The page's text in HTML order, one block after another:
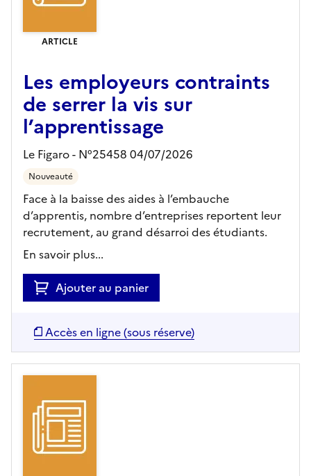
ARTICLE
Les employeurs contraints
de serrer la vis sur
l’apprentissage
Le Figaro - N°25458 04/07/2026
Nouveauté
Face à la baisse des aides à l’embauche
d’apprentis, nombre d’entreprises reportent leur
recrutement, au grand désarroi des étudiants.
En savoir plus...
Ajouter au panier
Accès en ligne (sous réserve)